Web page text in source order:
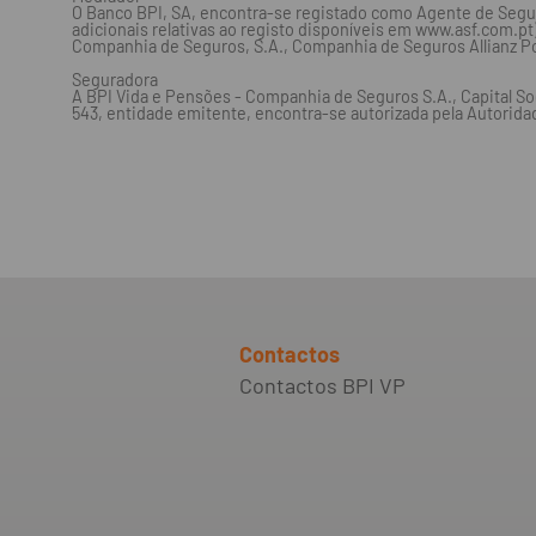
O Banco BPI, SA, encontra-se registado como Agente de
adicionais relativas ao registo disponíveis em
Companhia de Seguros, S.A., Companhia de Seguros Allianz
Seguradora
A BPI Vida e Pensões - Companhia de Seguros S.A., Capital
543, entidade emitente, encontra-se autorizada pela
Contactos
Contactos BPI VP